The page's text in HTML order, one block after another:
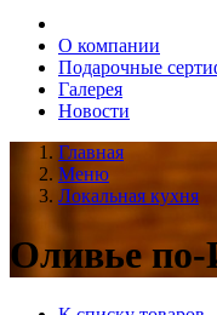
О компании
Подарочные
Галерея
Новости
Главная
Меню
Локальная кухня
Оливье